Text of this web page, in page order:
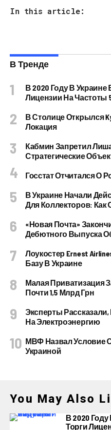
In this article:
В Тренде
В 2020 Году В
Лицензии На Частоты
В Столице Открылся
Локация
Кабмин Запретил
Стратегические
Госстат Отчитался О
В Украине Начали
Для Коллекторов: Как
«Новая Почта»
Дебютного Выпуска
Лоукостер Ernest
Базу В Украине
Малая Приватизация
Почти 1,5 Млрд Грн
Эксперты
На Электроэнергию
МВФ Назвал Условие
Украиной
You May Also
В 2020
Торги